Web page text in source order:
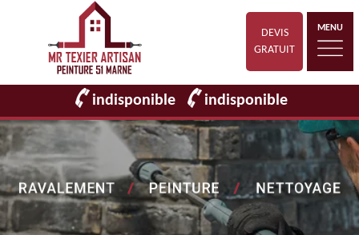
DEVIS
GRATUIT
MENU
indisponible indisponible